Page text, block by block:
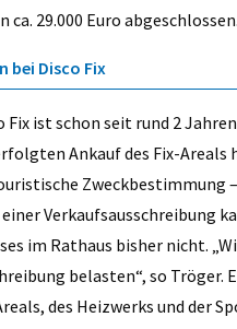
ca. 29.000 Euro abgeschlossen.
bei Disco Fix
Fix ist schon seit rund 2
Ankauf des Fix-Areals
Zweckbestimmung
einer Verkaufsausschreibung
im Rathaus bisher nicht.
belasten“, so
des Heizwerks und der